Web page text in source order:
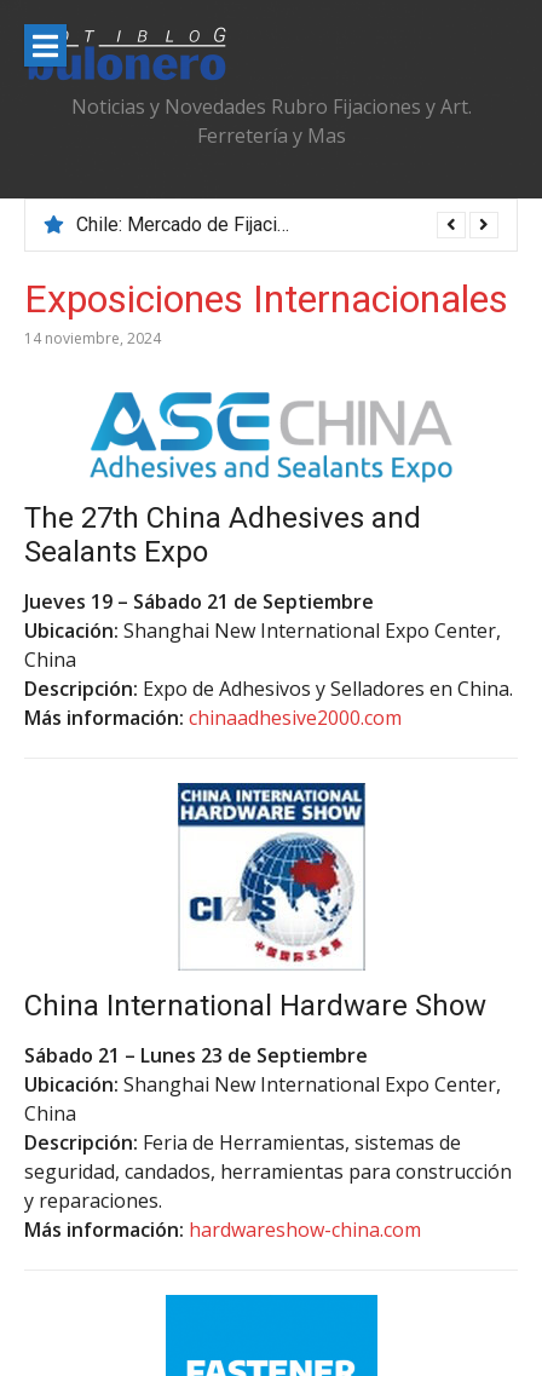
contenido
Noticias y Novedades Rubro Fijaciones y Art.
Ferretería y Mas
Chile: Mercado de Fijaciones & Ferretería que se Adapta, Profesionaliza y Transforma
Exposiciones Internacionales
14 noviembre, 2024
The 27th China Adhesives and
Sealants Expo
Jueves 19 – Sábado 21 de Septiembre
Ubicación: Shanghai New International Expo Center,
China
Descripción: Expo de Adhesivos y Selladores en China.
Más información: chinaadhesive2000.com
China International Hardware Show
Sábado 21 – Lunes 23 de Septiembre
Ubicación: Shanghai New International Expo Center,
China
Descripción: Feria de Herramientas, sistemas de
seguridad, candados, herramientas para construcción
y reparaciones.
Más información: hardwareshow-china.com